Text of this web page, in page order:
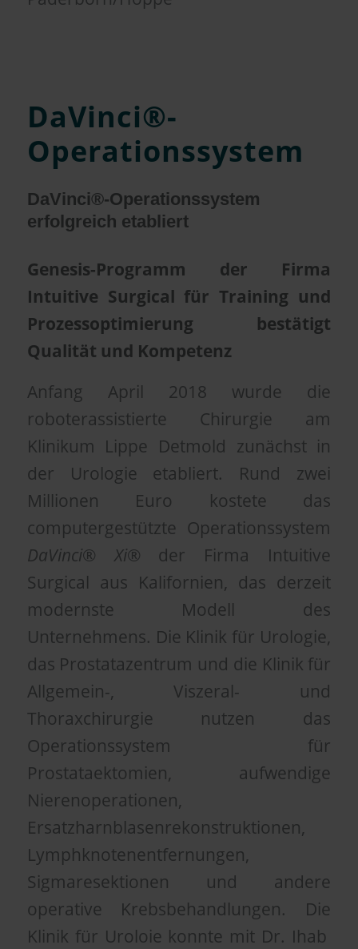
DaVinci®-
Operationssystem
DaVinci®-Operationssystem
erfolgreich etabliert
Genesis-Programm der Firma
Intuitive Surgical für Training und
Prozessoptimierung bestätigt
Qualität und Kompetenz
Anfang April 2018 wurde die
roboterassistierte Chirurgie am
Klinikum Lippe Detmold zunächst in
der Urologie etabliert. Rund zwei
Millionen Euro kostete das
computergestützte Operationssystem
DaVinci® Xi® der Firma Intuitive
Surgical aus Kalifornien, das derzeit
modernste Modell des
Unternehmens. Die Klinik für Urologie,
das Prostatazentrum und die Klinik für
Allgemein-, Viszeral- und
Thoraxchirurgie nutzen das
Operationssystem für
Prostataektomien, aufwendige
Nierenoperationen,
Ersatzharnblasenrekonstruktionen,
Lymphknotenentfernungen,
Sigmaresektionen und andere
operative Krebsbehandlungen. Die
Klinik für Uroloie konnte mit Dr. Ihab